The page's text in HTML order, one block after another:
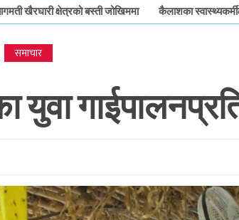
क्षेत्रको बस्ती जोखिममा कैलाशका
समाचार
युवा